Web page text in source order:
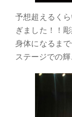
予想超えるく
ぎました！！
身体になるま
ステージでの